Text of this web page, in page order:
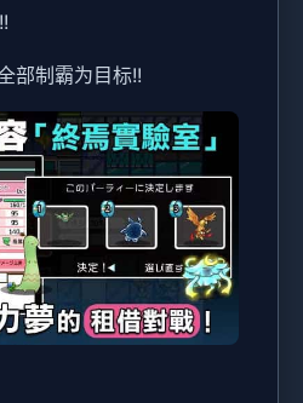
部制霸为目标!!